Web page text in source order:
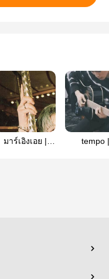
มาร์เอิงเอย |
tempo